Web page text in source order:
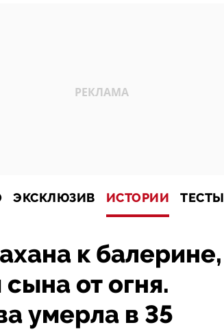
ЭКСКЛЮЗИВ ИСТОРИИ ТЕСТЫ
к балерине,
от огня.
умерла в 35